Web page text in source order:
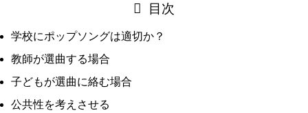
目次
学校にポップソングは適切か？
教師が選曲する場合
子どもが選曲に絡む場合
公共性を考えさせる